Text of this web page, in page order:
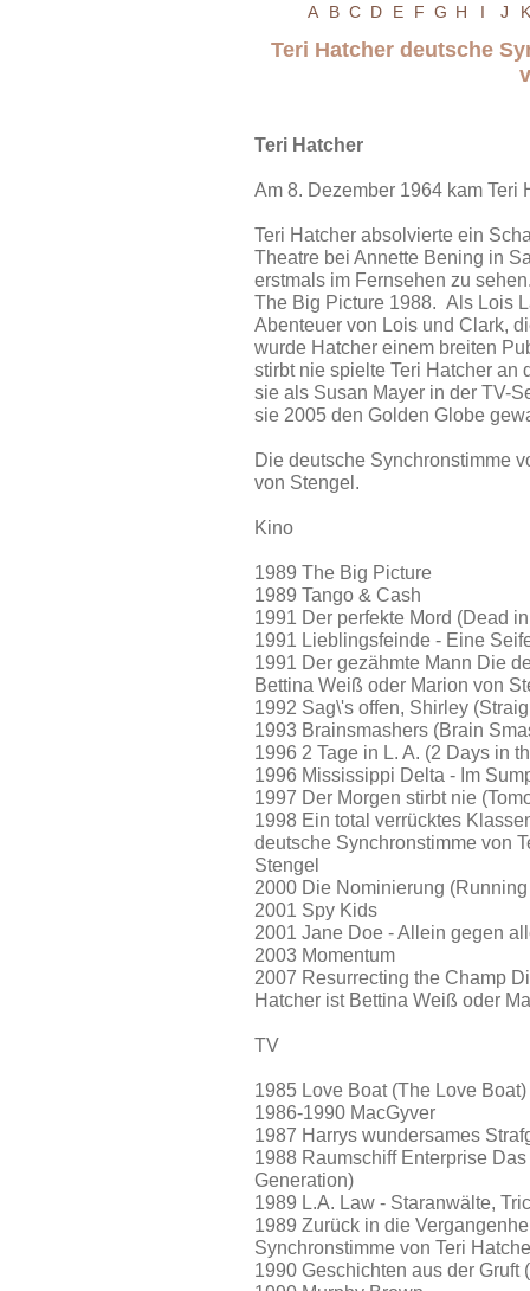
A B C D E F G H I J K
Teri Hatcher deutsche
Teri Hatcher
Am 8. Dezember 1964 kam Teri
Teri Hatcher absolvierte ein
Theatre bei Annette Bening in
erstmals im Fernsehen zu
The Big Picture 1988. Als Lois
Abenteuer von Lois und Clark,
wurde Hatcher einem breiten
stirbt nie spielte Teri Hatcher an
sie als Susan Mayer in der TV-
sie 2005 den Golden Globe
Die deutsche Synchronstimme
von Stengel.
Kino
1989 The Big Picture
1989 Tango & Cash
1991 Der perfekte Mord (Dead
1991 Lieblingsfeinde - Eine
1991 Der gezähmte Mann Die
Bettina Weiß oder Marion von
1992 Sag\'s offen, Shirley
1993 Brainsmashers (Brain
1996 2 Tage in L. A. (2 Days in
1996 Mississippi Delta - Im
1997 Der Morgen stirbt nie
1998 Ein total verrücktes
deutsche Synchronstimme von
Stengel
2000 Die Nominierung
2001 Spy Kids
2001 Jane Doe - Allein gegen
2003 Momentum
2007 Resurrecting the Champ
Hatcher ist Bettina Weiß oder
TV
1985 Love Boat (The Love Boat)
1986-1990 MacGyver
1987 Harrys wundersames
1988 Raumschiff Enterprise
Generation)
1989 L.A. Law - Staranwälte,
1989 Zurück in die
Synchronstimme von Teri
1990 Geschichten aus der Gruft